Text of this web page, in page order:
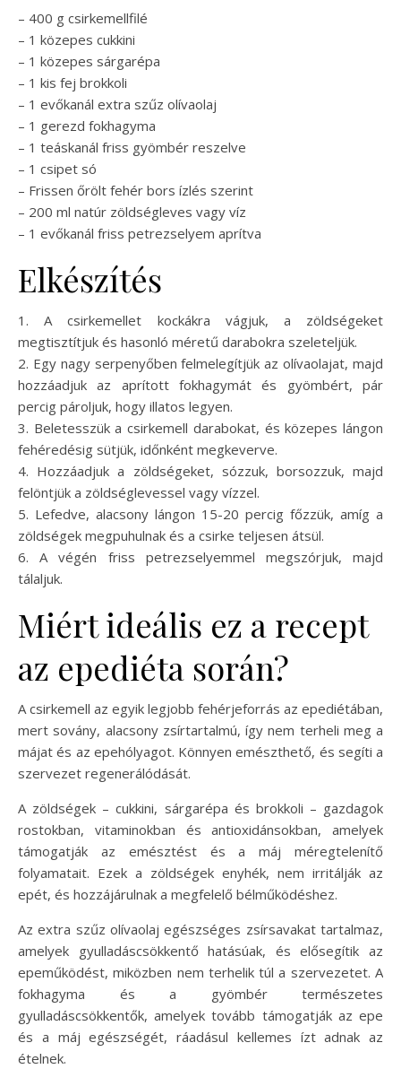
– 400 g csirkemellfilé
– 1 közepes cukkini
– 1 közepes sárgarépa
– 1 kis fej brokkoli
– 1 evőkanál extra szűz olívaolaj
– 1 gerezd fokhagyma
– 1 teáskanál friss gyömbér reszelve
– 1 csipet só
– Frissen őrölt fehér bors ízlés szerint
– 200 ml natúr zöldségleves vagy víz
– 1 evőkanál friss petrezselyem aprítva
Elkészítés
1. A csirkemellet kockákra vágjuk, a zöldségeket
megtisztítjuk és hasonló méretű darabokra szeleteljük.
2. Egy nagy serpenyőben felmelegítjük az olívaolajat, majd
hozzáadjuk az aprított fokhagymát és gyömbért, pár
percig pároljuk, hogy illatos legyen.
3. Beletesszük a csirkemell darabokat, és közepes lángon
fehéredésig sütjük, időnként megkeverve.
4. Hozzáadjuk a zöldségeket, sózzuk, borsozzuk, majd
felöntjük a zöldséglevessel vagy vízzel.
5. Lefedve, alacsony lángon 15-20 percig főzzük, amíg a
zöldségek megpuhulnak és a csirke teljesen átsül.
6. A végén friss petrezselyemmel megszórjuk, majd
tálaljuk.
Miért ideális ez a recept
az epediéta során?
A csirkemell az egyik legjobb fehérjeforrás az epediétában,
mert sovány, alacsony zsírtartalmú, így nem terheli meg a
májat és az epehólyagot. Könnyen emészthető, és segíti a
szervezet regenerálódását.
A zöldségek – cukkini, sárgarépa és brokkoli – gazdagok
rostokban, vitaminokban és antioxidánsokban, amelyek
támogatják az emésztést és a máj méregtelenítő
folyamatait. Ezek a zöldségek enyhék, nem irritálják az
epét, és hozzájárulnak a megfelelő bélműködéshez.
Az extra szűz olívaolaj egészséges zsírsavakat tartalmaz,
amelyek gyulladáscsökkentő hatásúak, és elősegítik az
epeműködést, miközben nem terhelik túl a szervezetet. A
fokhagyma és a gyömbér természetes
gyulladáscsökkentők, amelyek tovább támogatják az epe
és a máj egészségét, ráadásul kellemes ízt adnak az
ételnek.